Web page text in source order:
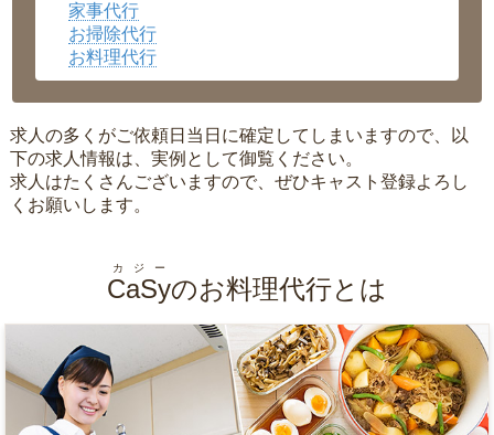
家事代行
お掃除代行
お料理代行
求人の多くがご依頼日当日に確定してしまいますので、以
下の求人情報は、実例として御覧ください。
求人はたくさんございますので、ぜひキャスト登録よろし
くお願いします。
CaSy
カジー
のお料理代行とは